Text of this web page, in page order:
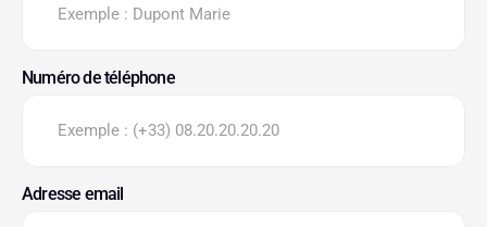
Numéro de téléphone
Adresse email